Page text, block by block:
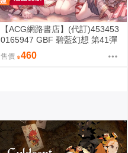
【ACG網路書店】(代訂)453453
0165947 GBF 碧藍幻想 第41彈
角色歌CD「晴宴歌」門脇舞以&
堀江由衣等..附序號
售價 460